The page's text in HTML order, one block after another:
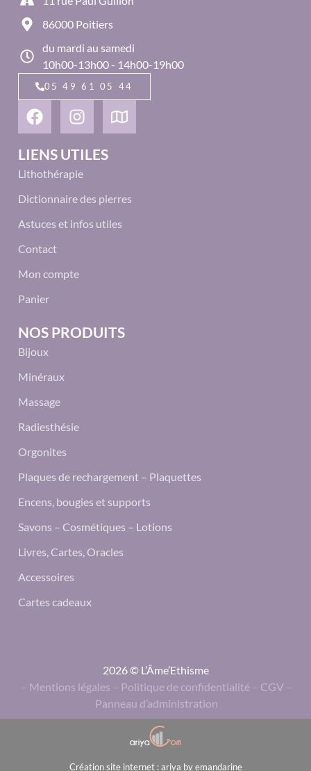
86000 Poitiers
du mardi au samedi
10h00-13h00 - 14h00-19h00
05 49 61 05 44
LIENS UTILES
Lithothérapie
Dictionnaire des pierres
Astuces et infos utiles
Contact
Mon compte
Panier
NOS PRODUITS
Bijoux
Minéraux
Massage
Radiesthésie
Orgonites
Plaques de rechargement – Plaquettes
Encens, bougies et supports
Savons – Cosmétiques – Lotions
Livres, Cartes, Oracles
Accessoires
Cartes cadeaux
2026 © L’Âme’Ethisme
– Mentions légales – Politique de confidentialité – CGV –
Panneau d’administration
Création site internet : ariya by emandarine